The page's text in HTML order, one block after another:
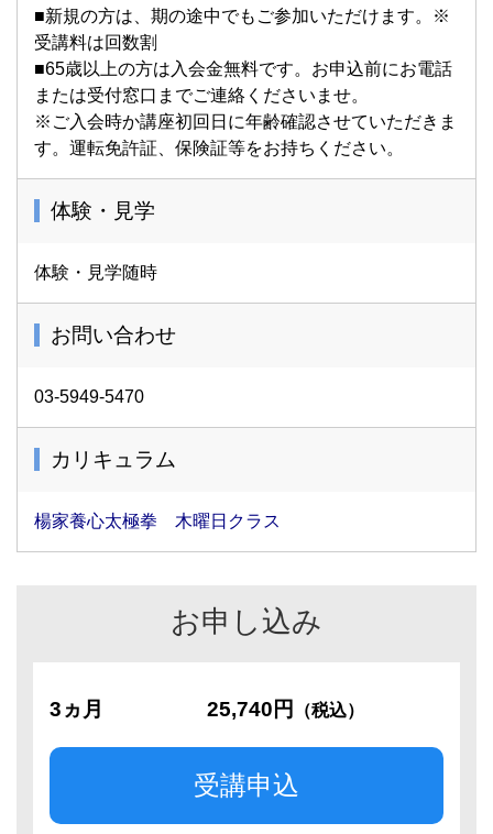
■新規の方は、期の途中でもご参加いただけます。※
受講料は回数割
■65歳以上の方は入会金無料です。お申込前にお電話
または受付窓口までご連絡くださいませ。
※ご入会時か講座初回日に年齢確認させていただきま
す。運転免許証、保険証等をお持ちください。
体験・見学
体験・見学随時
お問い合わせ
03-5949-5470
カリキュラム
楊家養心太極拳 木曜日クラス
お申し込み
3ヵ月 25,740円 （税込）
受講申込